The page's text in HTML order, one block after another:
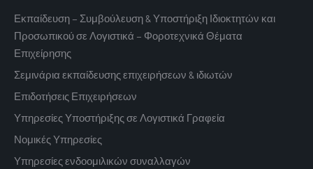
Εκπαίδευση – Συμβούλευση & Υποστήριξη Ιδιοκτητών και
Προσωπικού σε Λογιστικά – Φοροτεχνικά Θέματα
Επιχείρησης
Σεμινάρια εκπαίδευσης επιχειρήσεων & ιδιωτών
Επιδοτήσεις Επιχειρήσεων
Υπηρεσίες Υποστήριξης σε Λογιστικά Γραφεία
Νομικές Υπηρεσίες
Υπηρεσίες ενδοομιλικών συναλλαγών